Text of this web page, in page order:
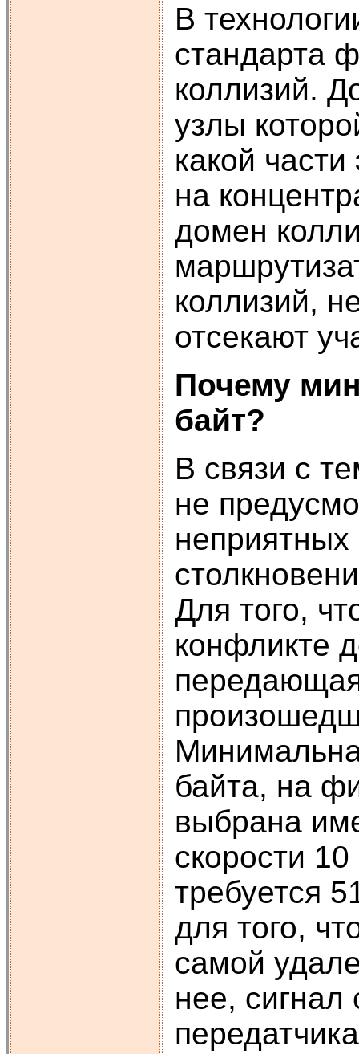
В
стандарта
коллизий.
узлы
какой
на
домен
коллизий,
отсекают
Почему
байт?
В связи с
не
неприятных
Для того,
конфликте
байта, на
выбрана
скорости
требуется
для того,
самой
нее,